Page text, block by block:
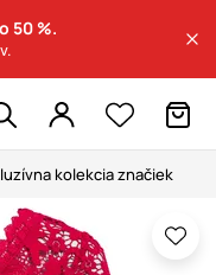
50 %.
kolekcia značiek